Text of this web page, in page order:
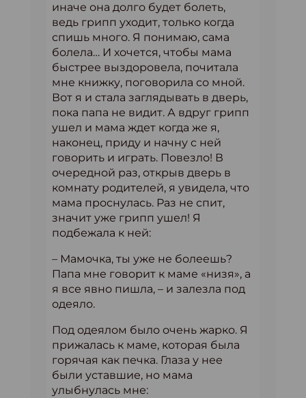
иначе она долго будет болеть,
ведь грипп уходит, только когда
спишь много. Я понимаю, сама
болела… И хочется, чтобы мама
быстрее выздоровела, почитала
мне книжку, поговорила со мной.
Вот я и стала заглядывать в дверь,
пока папа не видит. А вдруг грипп
ушел и мама ждет когда же я,
наконец, приду и начну с ней
говорить и играть. Повезло! В
очередной раз, открыв дверь в
комнату родителей, я увидела, что
мама проснулась. Раз не спит,
значит уже грипп ушел! Я
подбежала к ней:
– Мамочка, ты уже не болеешь?
Папа мне говорит к маме «низя», а
я все явно пишла, – и залезла под
одеяло.
Под одеялом было очень жарко. Я
прижалась к маме, которая была
горячая как печка. Глаза у нее
были уставшие, но мама
улыбнулась мне: